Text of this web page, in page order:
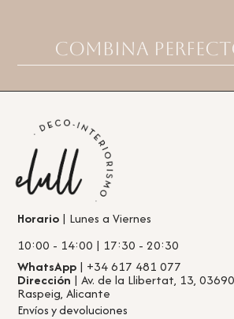
Combina
Horario | Lunes a Viernes
10:00 - 14:00 | 17:30 - 20:30
WhatsApp | +34 617 481 077
Dirección | Av. de la Llibertat, 13,
Raspeig, Alicante
Envíos y devoluciones